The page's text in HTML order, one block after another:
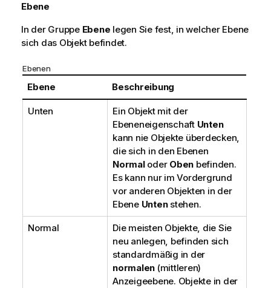
Ebene
In der Gruppe Ebene legen Sie fest, in welcher Ebene
sich das Objekt befindet.
Ebenen
Ebene Beschreibung
Unten
Ein Objekt mit der
Ebeneneigenschaft Unten
kann nie Objekte überdecken,
die sich in den Ebenen
Normaloder Oben befinden.
Es kann nur im Vordergrund
vor anderen Objekten in der
Ebene Untenstehen.
Normal
Die meisten Objekte, die Sie
neu anlegen, befinden sich
standardmäßig in der
normalen (mittleren)
Anzeigeebene. Objekte in der